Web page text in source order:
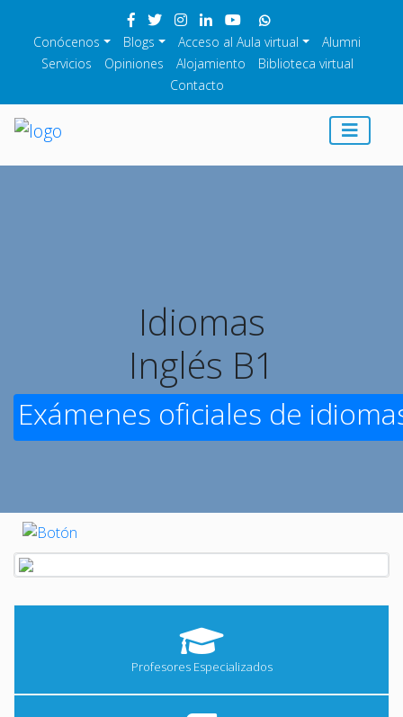
Conócenos Blogs Acceso al Aula virtual
Alumni
Servicios
Opiniones Alojamiento
Biblioteca virtual
Contacto
Idiomas
Inglés B1
Exámenes oficiales de
Profesores Especializados